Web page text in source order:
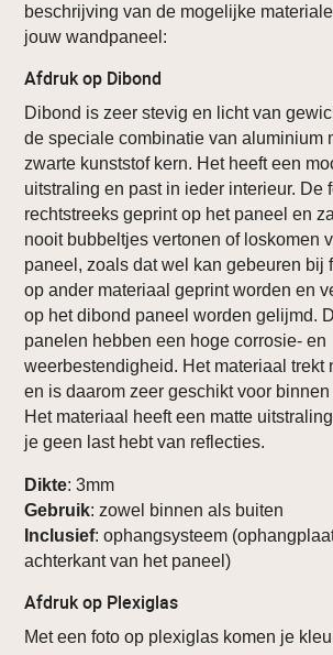
beschrijving van de mogelijke
jouw wandpaneel:
Afdruk op Dibond
Dibond is zeer stevig en licht van
de speciale combinatie van aluminium
zwarte kunststof kern. Het heeft een
uitstraling en past in ieder interieur. De
rechtstreeks geprint op het paneel en
nooit bubbeltjes vertonen of loskomen
paneel, zoals dat wel kan gebeuren bij
op ander materiaal geprint worden en
op het dibond paneel worden gelijmd.
panelen hebben een hoge corrosie- en
weerbestendigheid. Het materiaal trekt
en is daarom zeer geschikt voor
Het materiaal heeft een matte
je geen last hebt van reflecties.
Dikte: 3mm
Gebruik: zowel binnen als buiten
Inclusief: ophangsysteem
achterkant van het paneel)
Afdruk op Plexiglas
Met een foto op plexiglas komen je